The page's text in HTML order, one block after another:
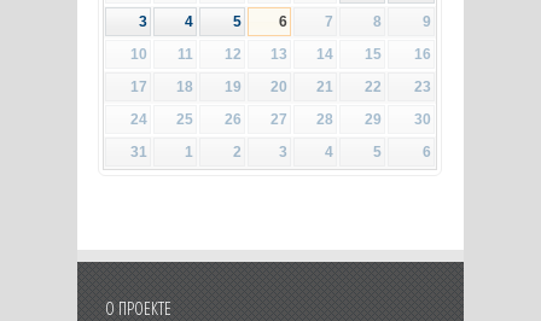
3
4 5 6 7 8
9
10
11 12 13 14 15
16
17
18 19 20 21 22
23
24
25 26 27 28 29
30
31
1 2 3 4 5 6
О ПРОЕКТЕ